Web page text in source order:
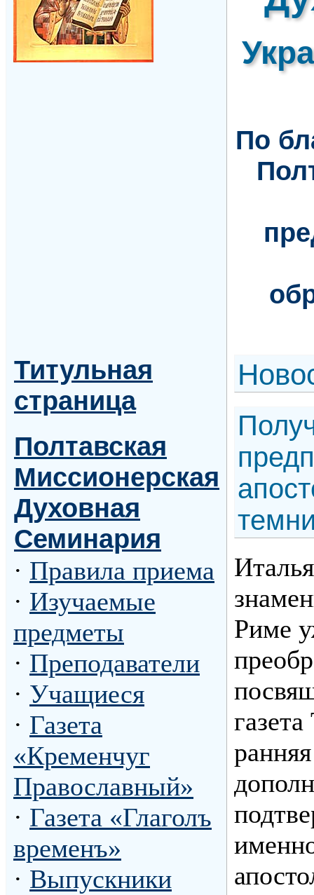
По
Титульная
страница
Полтавская
Миссионерская
Духовная
Семинария
· Правила приема
· Изучаемые
предметы
· Преподаватели
· Учащиеся
· Газета
«Кременчуг
Православный»
· Газета «Глаголъ
временъ»
· Выпускники
Н
Риме